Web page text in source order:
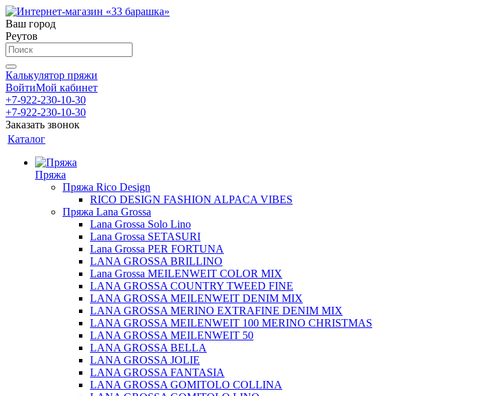
Ваш город
Реутов
Калькулятор пряжи
ВойтиМой кабинет
+7-922-230-10-30
+7-922-230-10-30
Заказать звонок
Каталог
Пряжа
Пряжа Rico Design
RICO DESIGN FASHION ALPACA VIBES
Пряжа Lana Grossa
Lana Grossa Solo Lino
Lana Grossa SETASURI
Lana Grossa PER FORTUNA
LANA GROSSA BRILLINO
Lana Grossa MEILENWEIT COLOR MIX
LANA GROSSA COUNTRY TWEED FINE
LANA GROSSA MEILENWEIT DENIM MIX
LANA GROSSA MERINO EXTRAFINE DENIM MIX
LANA GROSSA MEILENWEIT 100 MERINO CHRISTMAS
LANA GROSSA MEILENWEIT 50
LANA GROSSA BELLA
LANA GROSSA JOLIE
LANA GROSSA FANTASIA
LANA GROSSA GOMITOLO COLLINA